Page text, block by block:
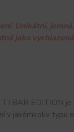
Unikátní,
jako
BAR EDITION
v jakémkoliv typu